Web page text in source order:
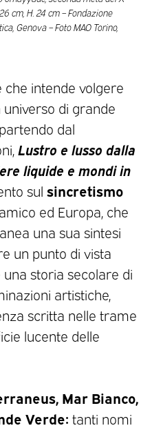
cm, H. 24 cm – Fondazione
Genova – Foto MAO Torino,
che intende volgere
di grande
dal
Lustro e lusso dalla
liquide e mondi in
sul sincretismo
ed Europa, che
una sua sintesi
un punto di vista
storia secolare di
artistiche,
scritta nelle trame
lucente delle
Mar Bianco,
Verde: tanti nomi